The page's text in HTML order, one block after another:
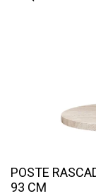
POSTE
93 CM